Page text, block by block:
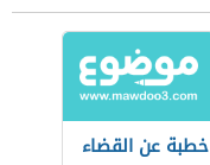
خطبة عن القضاء